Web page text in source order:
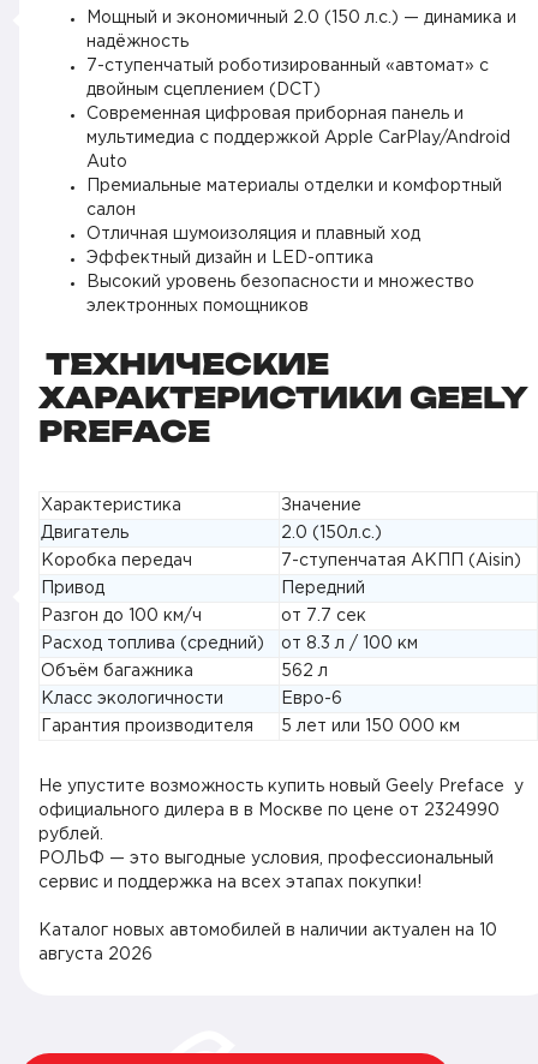
Мощный и экономичный 2.0 (150 л.с.) — динамика и
надёжность
7-ступенчатый роботизированный «автомат» с
двойным сцеплением (DCT)
Современная цифровая приборная панель и
мультимедиа с поддержкой Apple CarPlay/Android
Auto
Премиальные материалы отделки и комфортный
салон
Отличная шумоизоляция и плавный ход
Эффектный дизайн и LED-оптика
Высокий уровень безопасности и множество
электронных помощников
ТЕХНИЧЕСКИЕ
ХАРАКТЕРИСТИКИ GEELY
PREFACE
Характеристика
Значение
Двигатель
2.0 (150л.с.)
Коробка передач
7-ступенчатая АКПП (Aisin)
Привод
Передний
Разгон до 100 км/ч
от 7.7 сек
Расход топлива (средний)
от 8.3 л / 100 км
Объём багажника
562 л
Класс экологичности
Евро-6
Гарантия производителя
5 лет или 150 000 км
Не упустите возможность купить новый Geely Preface у
официального дилера в в Москве по цене от 2324990
рублей.
РОЛЬФ — это выгодные условия, профессиональный
сервис и поддержка на всех этапах покупки!
Каталог новых автомобилей в наличии актуален на
10
августа 2026